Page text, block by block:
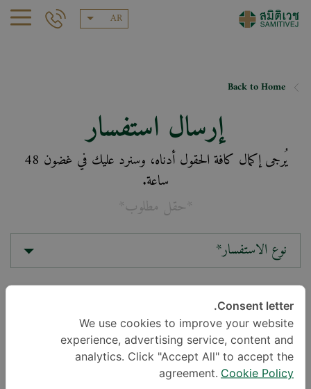
AR
Back to Home
إرسال استفسار
يُرجى إكمال كافة الحقول أدناه، وسنرد عليك في غضون 48
ساعة.
*حقل مطلوب*
نوع الاستفسار*
الموقع*
سؤالك*
Consent letter.
We use cookies to improve your website
experience, advertising service, content and
analytics. Click "Accept All" to accept the
agreement. Cookie Policy